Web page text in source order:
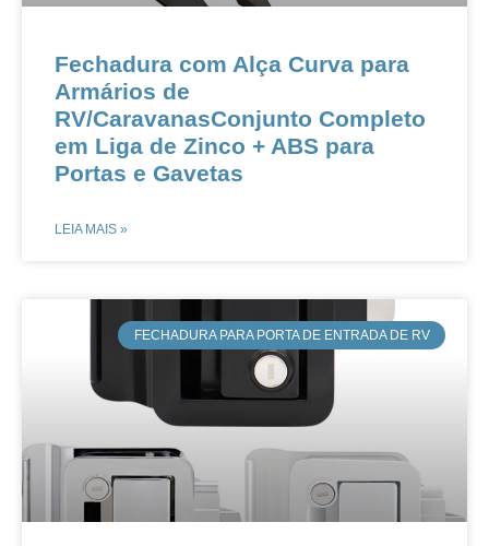
Fechadura com Alça Curva para
Armários de
RV/CaravanasConjunto Completo
em Liga de Zinco + ABS para
Portas e Gavetas
LEIA MAIS »
FECHADURA PARA PORTA DE ENTRADA DE RV